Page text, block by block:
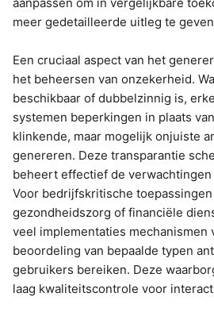
meer gedetailleerde uitleg te
Een cruciaal aspect van het
het beheersen van onzekerheid.
beschikbaar of dubbelzinnig is,
systemen beperkingen in plaats
klinkende, maar mogelijk onjuiste
genereren. Deze transparantie
beheert effectief de
Voor bedrijfskritische toepassingen
gezondheidszorg of financiële
veel implementaties mechanismen
beoordeling van bepaalde typen
gebruikers bereiken. Deze
laag kwaliteitscontrole voor